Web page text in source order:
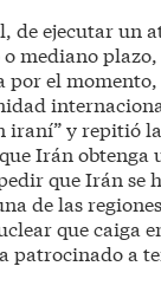
de ejecutar un
mediano
el
iraní” y repitió
Irán obtenga
que Irán se
de las
que caiga
patrocinado a